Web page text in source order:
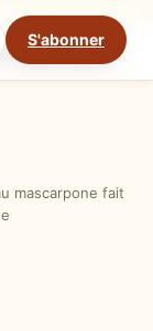
S'abonner
Étapes
Mode cuisine
mascarpone fait